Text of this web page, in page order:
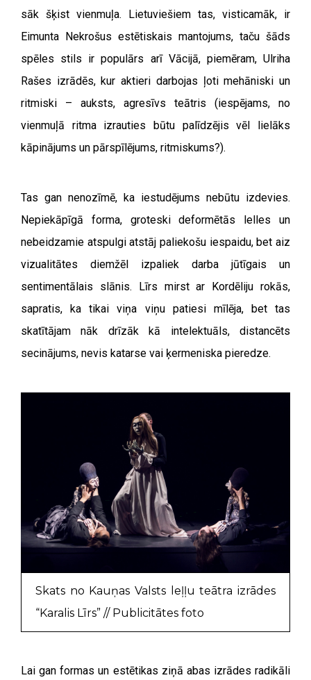
sāk šķist vienmuļa. Lietuviešiem tas, visticamāk, ir
Eimunta Nekrošus estētiskais mantojums, taču šāds
spēles stils ir populārs arī Vācijā, piemēram, Ulriha
Rašes izrādēs, kur aktieri darbojas ļoti mehāniski un
ritmiski – auksts, agresīvs teātris (iespējams, no
vienmuļā ritma izrauties būtu palīdzējis vēl lielāks
kāpinājums un pārspīlējums, ritmiskums?).
Tas gan nenozīmē, ka iestudējums nebūtu izdevies.
Nepiekāpīgā forma, groteski deformētās lelles un
nebeidzamie atspulgi atstāj paliekošu iespaidu, bet aiz
vizualitātes diemžēl izpaliek darba jūtīgais un
sentimentālais slānis. Līrs mirst ar Kordēliju rokās,
sapratis, ka tikai viņa viņu patiesi mīlēja, bet tas
skatītājam nāk drīzāk kā intelektuāls, distancēts
secinājums, nevis katarse vai ķermeniska pieredze.
Skats no Kauņas Valsts leļļu teātra izrādes
“Karalis Līrs” // Publicitātes foto
Lai gan formas un estētikas ziņā abas izrādes radikāli